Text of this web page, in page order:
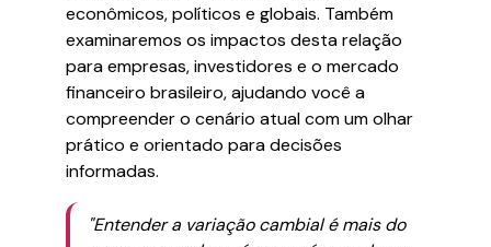
econômicos, políticos e globais. Também
examinaremos os impactos desta relação
para empresas, investidores e o mercado
financeiro brasileiro, ajudando você a
compreender o cenário atual com um olhar
prático e orientado para decisões
informadas.
"Entender a variação cambial é mais do